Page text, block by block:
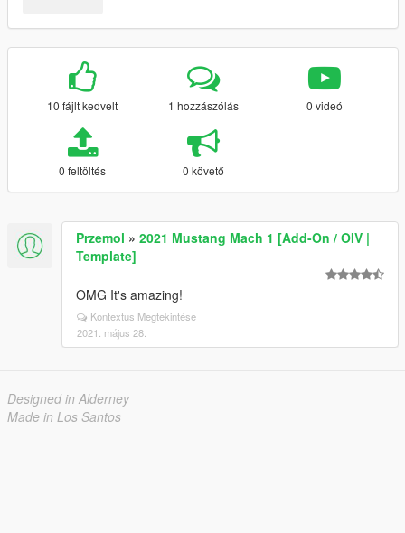
10 fájlt kedvelt 1 hozzászólás 0 videó
0 feltöltés 0 követő
Przemol » 2021 Mustang Mach 1 [Add-On / OIV |
Template]
OMG It's amazing!
Kontextus Megtekintése
2021. május 28.
Designed in Alderney
Made in Los Santos